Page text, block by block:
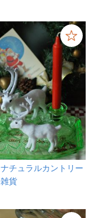
ナチュラルカントリー
雑貨